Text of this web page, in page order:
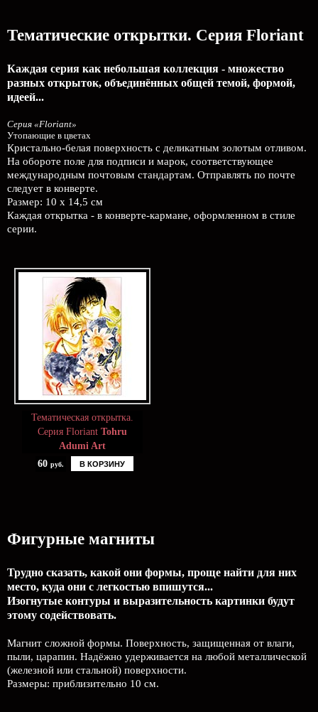
Тематические открытки. Серия Floriant
Каждая серия как небольшая коллекция - множество
разных открыток, объединённых общей темой, формой,
идеей...
Серия «Floriant»
Утопающие в цветах
Кристально-белая поверхность с деликатным золотым отливом.
На обороте поле для подписи и марок, соответствующее
международным почтовым стандартам. Отправлять по почте
следует в конверте.
Размер: 10 х 14,5 см
Каждая открытка - в конверте-кармане, оформленном в стиле
серии.
Тематическая открытка.
Серия Floriant Tohru
Adumi Art
60 руб. В КОРЗИНУ
Фигурные магниты
Трудно сказать, какой они формы, проще найти для них
место, куда они с легкостью впишутся...
Изогнутые контуры и выразительность картинки будут
этому содействовать.
Магнит сложной формы. Поверхность, защищенная от влаги,
пыли, царапин. Надёжно удерживается на любой металлической
(железной или стальной) поверхности.
Размеры: приблизительно 10 см.